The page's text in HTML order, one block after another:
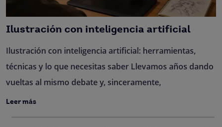
Ilustración con inteligencia artificial
Ilustración con inteligencia artificial: herramientas,
técnicas y lo que necesitas saber Llevamos años dando
vueltas al mismo debate y, sinceramente,
Leer más